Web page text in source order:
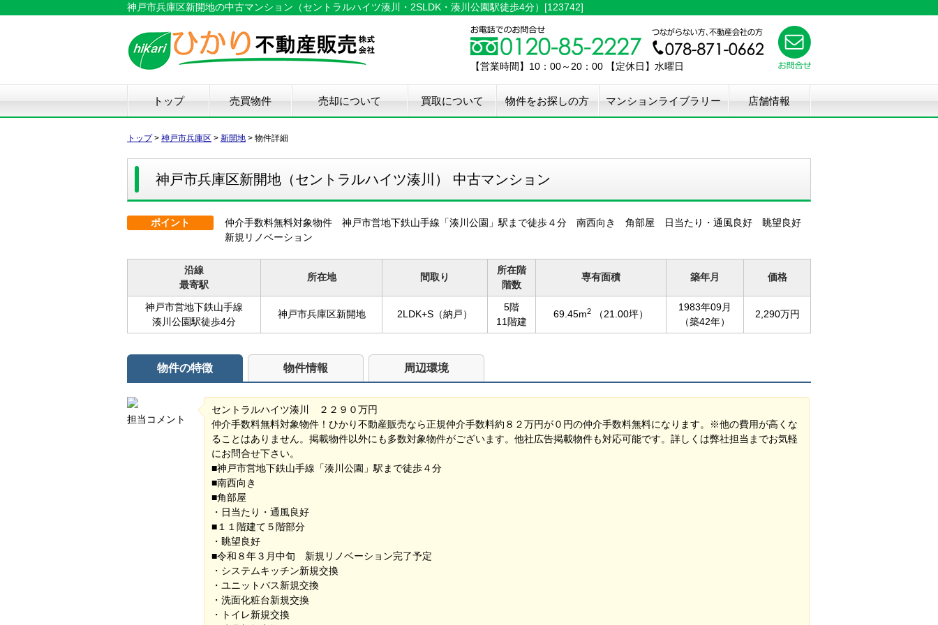
神戸市兵庫区新開地の中古マンション（セントラルハイツ湊川・2SLDK・湊川公園駅徒歩4分）[123742]
【営業時間】10：00～20：00 【定休日】水曜日
トップ 売買物件
新築戸建て
中古戸建て
マンション
土地
売却について 買取について 物件をお探しの方 マンションライブラリー 店舗情報
トップ> 神戸市兵庫区 > 新開地 > 物件詳細
神戸市兵庫区新開地（セントラルハイツ湊川） 中古マンション
ポイント
仲介手数料無料対象物件 神戸市営地下鉄山手線「湊川公園」駅まで徒歩４分 南西向き 角部屋 日当たり・通風良好 眺望良好
新規リノベーション
沿線
最寄駅
所在地 間取り
所在階
階数
専有面積 築年月 価格
神戸市営地下鉄山手線
湊川公園駅徒歩4分
神戸市兵庫区新開地 2LDK+S（納戸）
5階
11階建
69.45m2 （21.00坪）
1983年09月
（築42年）
2,290万円
物件の特徴 物件情報 周辺環境
担当コメント
セントラルハイツ湊川 ２２９０万円
仲介手数料無料対象物件！ひかり不動産販売なら正規仲介手数料約８２万円が０円の仲介手数料無料になります。※他の費用が高くな
ることはありません。掲載物件以外にも多数対象物件がございます。他社広告掲載物件も対応可能です。詳しくは弊社担当までお気軽
にお問合せ下さい。
■神戸市営地下鉄山手線「湊川公園」駅まで徒歩４分
■南西向き
■角部屋
・日当たり・通風良好
■１１階建て５階部分
・眺望良好
■令和８年３月中旬 新規リノベーション完了予定
・システムキッチン新規交換
・ユニットバス新規交換
・洗面化粧台新規交換
・トイレ新規交換